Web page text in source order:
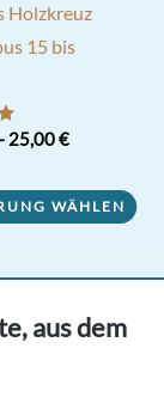
Holzkreuz
15 bis
25,00€
WÄHLEN
aus dem